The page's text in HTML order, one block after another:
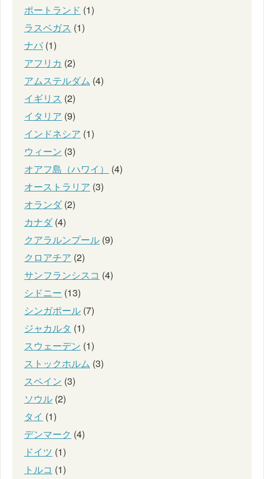
ポートランド (1)
ラスベガス (1)
ナパ (1)
アフリカ (2)
アムステルダム (4)
イギリス (2)
イタリア (9)
インドネシア (1)
ウィーン (3)
オアフ島（ハワイ）
(4)
オーストラリア (3)
オランダ(2)
カナダ(4)
クアラルンプール (9)
クロアチア (2)
サンフランシスコ (4)
シドニー (13)
シンガポール (7)
ジャカルタ (1)
スウェーデン (1)
ストックホルム (3)
スペイン (3)
ソウル (2)
タイ (1)
デンマーク (4)
ドイツ (1)
トルコ (1)